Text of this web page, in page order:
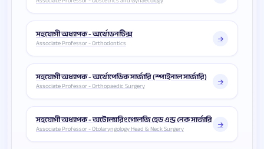
সহযোগী অধ্যাপক - অর্থোডনটিক্স
Associate Professor - Orthodontics
সহযোগী অধ্যাপক - অর্থোপেডিক সার্জারি (স্পাইনাল সার্জারি)
Associate Professor - Orthopaedic Surgery
সহযোগী অধ্যাপক - অটোল্যারিংগোলজি হেড এন্ড নেক সার্জারি
Associate Professor - Otolaryngology Head & Neck Surgery